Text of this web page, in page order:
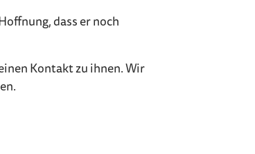
dass er noch
Kontakt zu ihnen. Wir